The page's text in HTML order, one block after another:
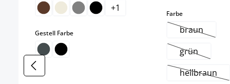
+1
Gestell Farbeauswählen
Farbeauswählen
braun(Diese
grün(Diese
hellbraun
(Diese